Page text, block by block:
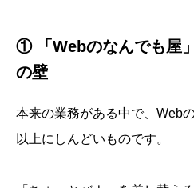
① 「Webのなんでも屋
の壁
本来の業務がある中で、Web
以上にしんどいものです。